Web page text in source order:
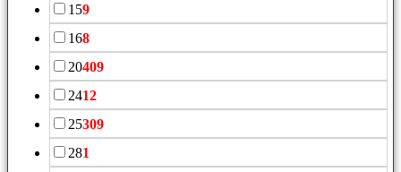
159
168
20409
2412
25309
281